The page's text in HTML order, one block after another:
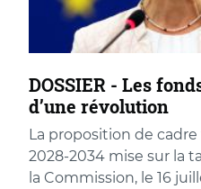
DOSSIER - Les
d’une révolution
La proposition de
2028-2034 mise sur la
la Commission, le 16